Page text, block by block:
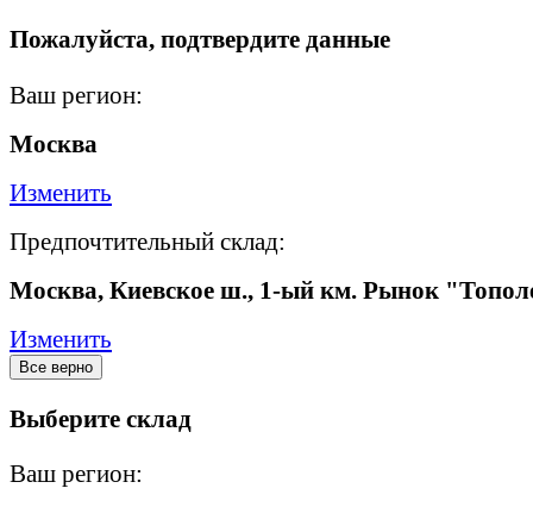
Пожалуйста, подтвердите данные
Ваш регион:
Москва
Изменить
Предпочтительный склад:
Москва, Киевское ш., 1-ый км. Рынок
Изменить
Все верно
Выберите склад
Ваш регион: